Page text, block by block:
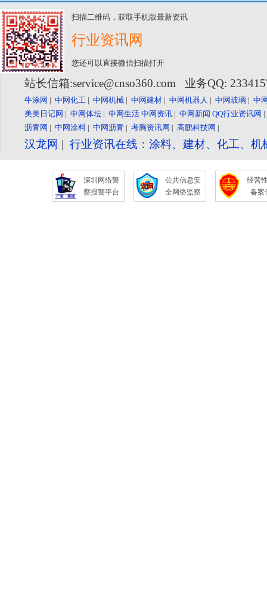
扫描二维码，获取手机版最新资讯
行业资讯网
您还可以直接微信扫描打开
站长信箱:service@cnso360.com 业务QQ:
牛涂网 | 中网化工 | 中网机械 | 中网建材 | 中网机器人 | 中网玻璃 | 中
美美日记网 | 中网体坛 | 中网生活 中网资讯 | 中网新闻 QQ行业资讯网
沥青网 | 中网涂料 | 中网沥青 | 考腾资讯网 | 高鹏科技网 |
汉龙网 | 行业资讯在线：涂料、建材、化工、
深圳网络警
察报警平台
公共信息安
全网络监察
经营
备案